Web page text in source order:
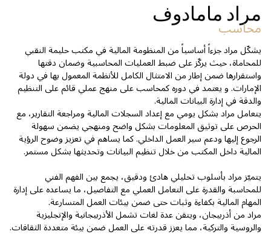
مراد مامادوف
محاسب
يشكّل مراد جزءاً أساسياً من المنظومة المالية في مكتب حليمة النقبي
للمحاماة، حيث يركّز على ضبط العمليات المحاسبية وضمان دقتها
واستقرارها ضمن إطار من الامتثال الكامل للأنظمة المعمول بها في دولة
الإمارات. و يعتمد في دوره كمحاسب على منهج عملي قائم على التنظيم
والدقة في إدارة البيانات المالية.
يتعامل مراد بشكل يومي مع إعداد السجلات المالية ومراجعة التقارير، مع
الحرص على توثيق المعلومات بشكل واضح ومنهجي يضمن سهولة
الرجوع إليها ودعم سير العمل الداخلي. كما يساهم في تعزيز وضوح الرؤية
المالية داخل المكتب من خلال تنظيم البيانات وتحديثها بشكل مستمر.
يتميّز مراد بأسلوب تحليلي هادئ ودقيق، يجمع بين الفهم الفني
للمحاسبة والقدرة على التعامل العملي مع التفاصيل، ما يساعده على إدارة
المهام المالية بكفاءة وثبات حتى ضمن بيئات العمل المتسارعة.
مراد من أذربيجان، ويتقن عدة لغات تشمل الأذربيجانية والإنجليزية
والروسية والتركية، مما يعزز قدرته على العمل ضمن بيئة متعددة الثقافات.